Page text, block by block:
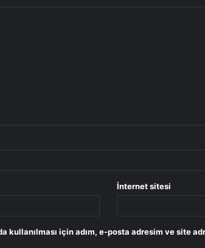
İnternet sitesi
kullanılması için adım, e-posta adresim ve site